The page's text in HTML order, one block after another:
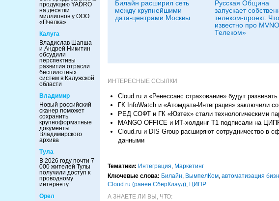
продукцию YADRO
на десятки
миллионов у ООО
«Пчелка»
Калуга
Владислав Шапша
и Андрей Никитин
обсудили
перспективы
развития отрасли
беспилотных
систем в Калужской
области
Владимир
Новый российский
сканер поможет
сохранить
крупноформатные
документы
Владимирского
архива
Тула
В 2026 году почти 7
000 жителей Тулы
получили доступ к
проводному
интернету
Орел
Билайн расширил сеть
между крупнейшими
дата-центрами Москвы
Русская Община
запускает
телеком-проект. Что
известно про
Телеком»
ИНТЕРЕСНЫЕ ССЫЛКИ
Cloud.ru и «Ренессанс страхование» будут
ГК InfoWatch и «Атомдата-Интеграция» заключили
РЕД СОФТ и ГК «Юзтех» стали технологическими
MANGO OFFICE и ИТ-холдинг Т1 подписали на
Cloud.ru и DIS Group расширяют сотрудничество в
данными
Тематики: Интеграция, Маркетинг
Ключевые слова: Билайн, ВымпелКом, автоматизация
Cloud.ru (ранее СберКлауд), ЦИПР
А ЗНАЕТЕ ЛИ ВЫ, ЧТО: